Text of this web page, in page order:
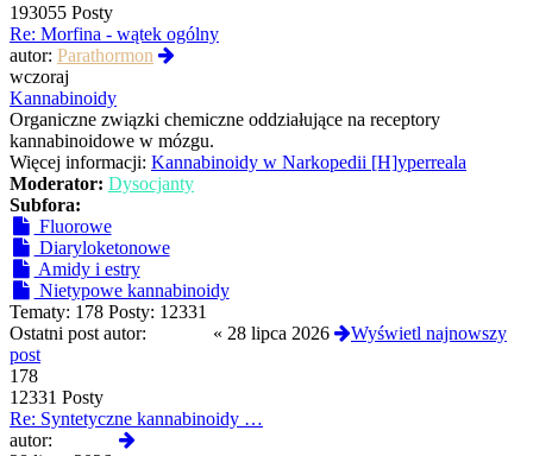
193055 Posty
Re: Morfina - wątek ogólny
autor: Parathormon
wczoraj
Kannabinoidy
Organiczne związki chemiczne oddziałujące na receptory
kannabinoidowe w mózgu.
Więcej informacji: Kannabinoidy w Narkopedii [H]yperreala
Moderator: Dysocjanty
Subfora:
Fluorowe
Diaryloketonowe
Amidy i estry
Nietypowe kannabinoidy
Tematy: 178 Posty: 12331
Ostatni post autor:
« 28 lipca 2026
Wyświetl najnowszy
post
178
12331 Posty
Re: Syntetyczne kannabinoidy …
autor: